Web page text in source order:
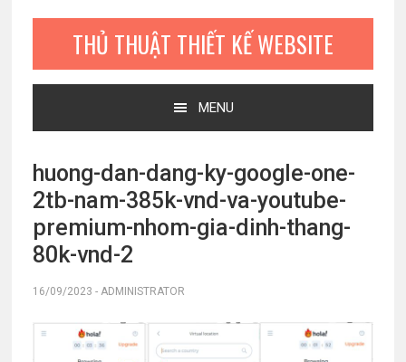
THỦ THUẬT THIẾT KẾ WEBSITE
MENU
huong-dan-dang-ky-google-one-
2tb-nam-385k-vnd-va-youtube-
premium-nhom-gia-dinh-thang-
80k-vnd-2
16/09/2023 - ADMINISTRATOR